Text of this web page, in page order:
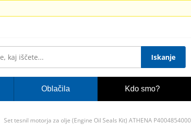
Iskanje
Oblačila Kdo smo?
Set tesnil motorja za olje (Engine Oil Seals Kit) ATHENA